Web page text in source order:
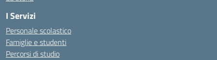
I Servizi
Personale scolastico
Famiglie e studenti
Percorsi di studio